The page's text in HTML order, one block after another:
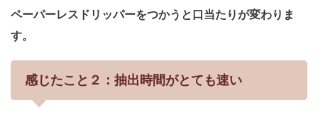
ペーパーレスドリッパーをつかうと口当たりが変わりま
す。
感じたこと２：抽出時間がとても速い